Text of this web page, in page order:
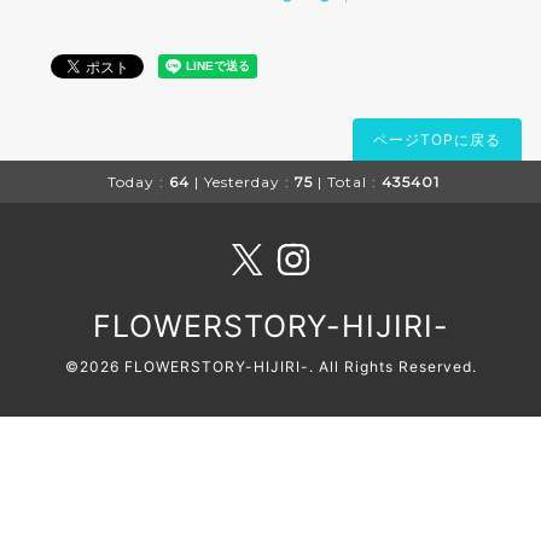
ページTOPに戻る
Today : 64 | Yesterday : 75 | Total : 435401
FLOWERSTORY-HIJIRI-
©2026 FLOWERSTORY-HIJIRI- . All Rights Reserved.